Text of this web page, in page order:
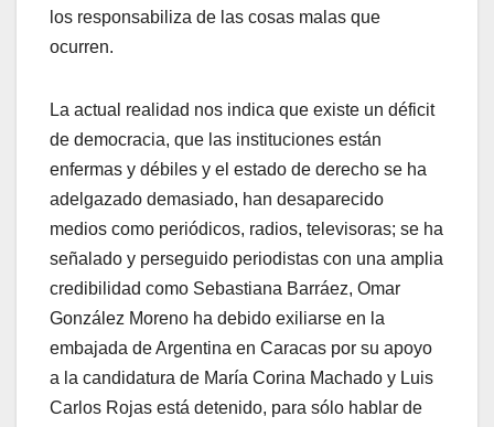
los responsabiliza de las cosas malas que
ocurren.
La actual realidad nos indica que existe un déficit
de democracia, que las instituciones están
enfermas y débiles y el estado de derecho se ha
adelgazado demasiado, han desaparecido
medios como periódicos, radios, televisoras; se ha
señalado y perseguido periodistas con una amplia
credibilidad como Sebastiana Barráez, Omar
González Moreno ha debido exiliarse en la
embajada de Argentina en Caracas por su apoyo
a la candidatura de María Corina Machado y Luis
Carlos Rojas está detenido, para sólo hablar de